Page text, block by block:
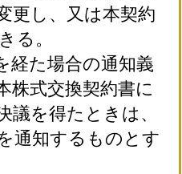
更し、又は本契約
る。
経た場合の通知義
式交換契約書に
議を得たときは、
通知するものとす